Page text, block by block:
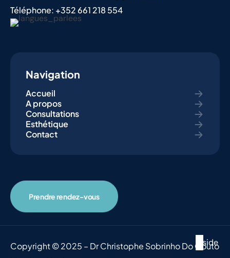
Téléphone: +352 661 218 554
Navigation
Accueil
A propos
Consultations
Esthétique
Contact
Prendre rendez-vous
Copyright © 2025 – Dr Christophe Sobrinho Do Couto
Inside